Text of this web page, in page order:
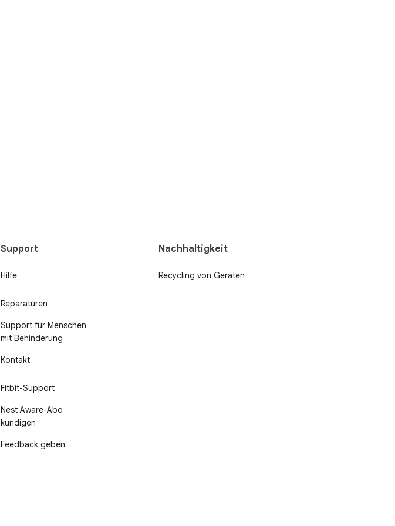
Support
Hilfe
Reparaturen
Support für Menschen
mit Behinderung
Kontakt
Fitbit-Support
Nest Aware-Abo
kündigen
Feedback geben
Nachhaltigkeit
Recycling von Geräten